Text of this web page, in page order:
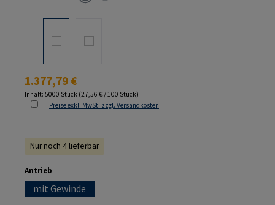
Regulärer Preis:
1.377,79 €
Inhalt: 5000 Stück (27,56 € / 100 Stück)
Preise exkl. MwSt. zzgl. Versandkosten
Nur noch 4 lieferbar
Antrieb
mit Gewinde